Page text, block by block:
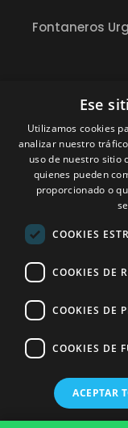
Fontaneros
Correo electrónico
Dirección:
C. de Guipúscoa,
: lunes,
domingo
00:00 – 24:00
Servicio al cliente :
Servicio al cliente :
© 2026 Servicios
Ese
Utilizamos cookies
analizar nuestro
uso de nuestro sitio
quienes pueden
proporcionado o
COOKIES
COOKIES DE
COOKIES DE
COOKIES DE
ACEPTAR